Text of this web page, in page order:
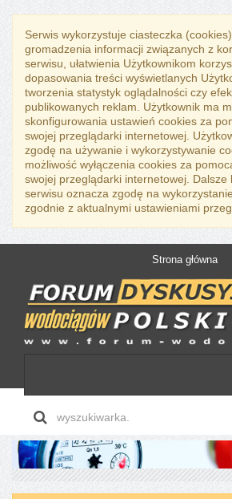
Serwis wykorzystuje ciasteczka
gromadzenia informacji związanych z
serwisu, ułatwienia Użytkownikom
dopasowania treści wyświetlanych
tworzenia statystyk oglądalności czy
publikowanych reklam. Użytkownik ma
skonfigurowania ustawień cookies za
swojej przeglądarki internetowej.
zgodę na używanie i wykorzystywanie
możliwość wyłączenia cookies za
swojej przeglądarki internetowej. Dalsze
serwisu oznacza zgodę na
zgodnie z aktualnymi ustawieniami
Strona główna